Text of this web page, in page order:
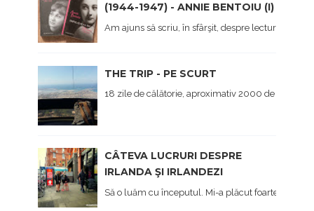
(1944-1947) - ANNIE BENTOIU (I)
Am ajuns să scriu, în sfârşit, despre lectura mea
THE TRIP - PE SCURT
18 zile de călătorie, aproximativ 2000 de
CÂTEVA LUCRURI DESPRE
IRLANDA ŞI IRLANDEZI
Să o luăm cu începutul. Mi-a plăcut foarte mult